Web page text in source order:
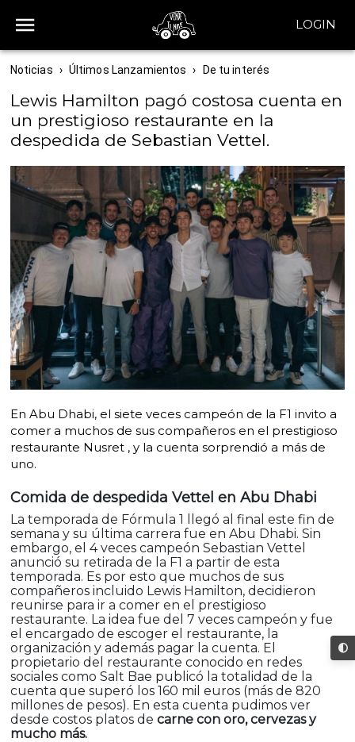
LOGIN
Noticias › Últimos Lanzamientos › De tu interés
Lewis Hamilton pagó costosa cuenta en
un prestigioso restaurante en la
despedida de Sebastian Vettel.
En Abu Dhabi, el siete veces campeón de la F1 invito a
comer a muchos de sus compañeros en el prestigioso
restaurante Nusret , y la cuenta sorprendió a más de
uno.
Comida de despedida Vettel en Abu Dhabi
La temporada de Fórmula 1 llegó al final este fin de
semana y su última carrera fue en Abu Dhabi. Sin
embargo, el 4 veces campeón Sebastian Vettel
anunció su retirada de la F1 a partir de esta
temporada. Es por esto que muchos de sus
compañeros incluido Lewis Hamilton, decidieron
reunirse para ir a comer en el prestigioso
restaurante. La idea fue del 7 veces campeón y fue
el encargado de escoger el restaurante, la
organización y además pagar la cuenta. El
propietario del restaurante conocido en redes
sociales como Salt Bae publicó la totalidad de la
cuenta que superó los 160 mil euros (más de 820
millones de pesos). En esta cuenta pudimos ver
desde costos platos de carne con oro, cervezas y
mucho más.